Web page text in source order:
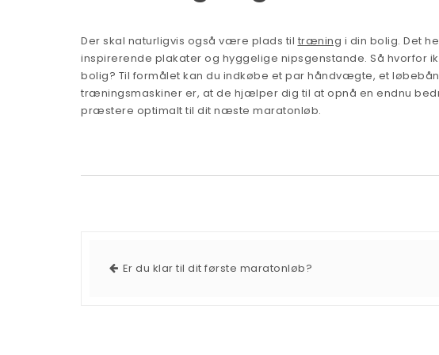
Der skal naturligvis også være plads til træning i din bolig. Det
inspirerende plakater og hyggelige nipsgenstande. Så hvorfor
bolig? Til formålet kan du indkøbe et par håndvægte, et
træningsmaskiner er, at de hjælper dig til at opnå en endnu
præstere optimalt til dit næste maratonløb.
Er du klar til dit første maratonløb?